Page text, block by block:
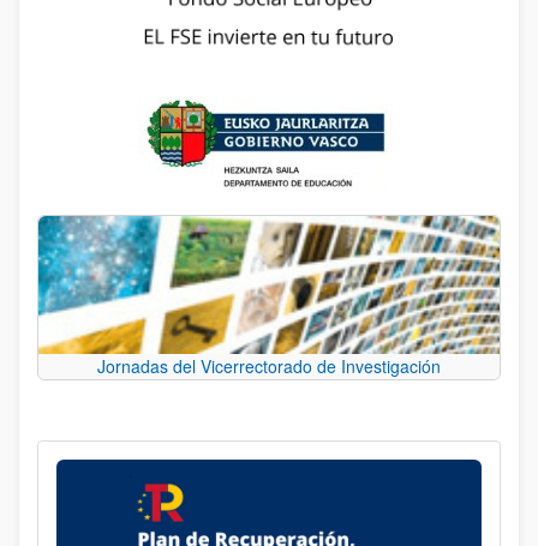
Jornadas del Vicerrectorado de Investigación